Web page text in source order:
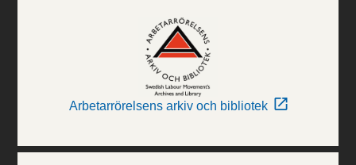
Arbetarrörelsens arkiv och bibliotek